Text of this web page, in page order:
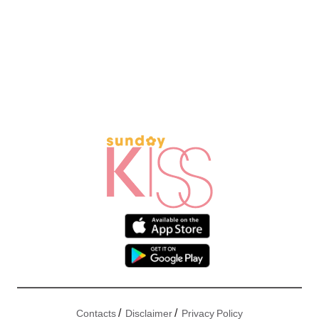
Contacts/ Disclaimer/ Privacy Policy